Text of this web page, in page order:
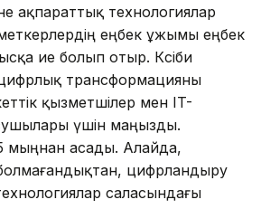
ақпараттық технологиялар
еңбек ұжымы еңбек
ие болып отыр. Кәсіби
цифрлық трансформацияны
қызметшілер мен IT-
үшін маңызды.
мыңнан асады. Алайда,
цифрландыру
саласындағы